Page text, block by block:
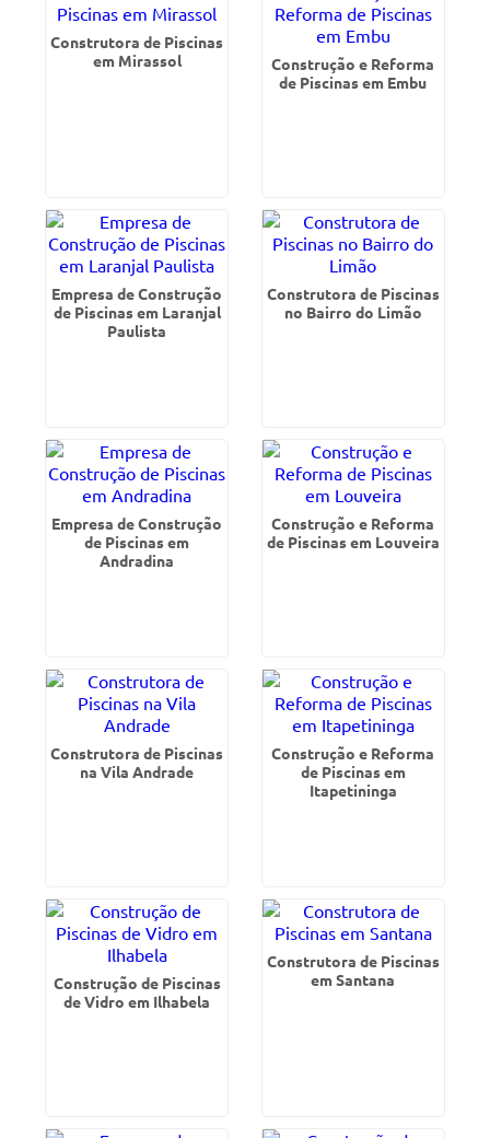
Construtora de Piscinas
em Mirassol
Construção e Reforma
de Piscinas em Embu
Empresa de Construção
de Piscinas em Laranjal
Paulista
Construtora de Piscinas
no Bairro do Limão
Empresa de Construção
de Piscinas em
Andradina
Construção e Reforma
de Piscinas em Louveira
Construtora de Piscinas
na Vila Andrade
Construção e Reforma
de Piscinas em
Itapetininga
Construção de Piscinas
de Vidro em Ilhabela
Construtora de Piscinas
em Santana